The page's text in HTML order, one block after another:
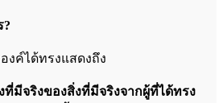
?
งค์ได้ทรงแสดงถึง
ที่มีจริงของสิ่งที่มีจริงจากผู้ที่ได้ทรง